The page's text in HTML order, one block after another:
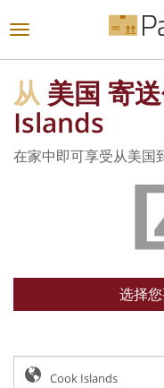
切
航
从 美国 寄
Islands
在家中即可享受从美国
选择